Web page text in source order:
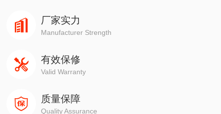
室，便携式
赛默飞1310,1300,1600,1610
瓦里安3800系列
厂家实力
Manufacturer Strength
有效保修
Valid Warranty
质量保障
Quality Assurance